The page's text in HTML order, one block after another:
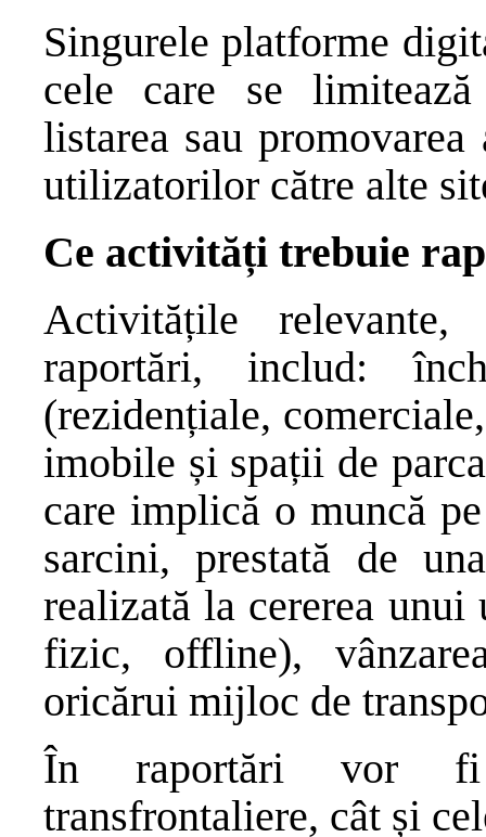
Singurele platforme
cele care se
listarea sau
utilizatorilor către alte
Ce activități trebuie
Activitățile
raportări, includ:
(rezidențiale,
imobile și spații de
care implică o muncă
sarcini, prestată de
realizată la cererea
fizic, offline),
oricărui mijloc de
În raportări vor fi
transfrontaliere, cât și